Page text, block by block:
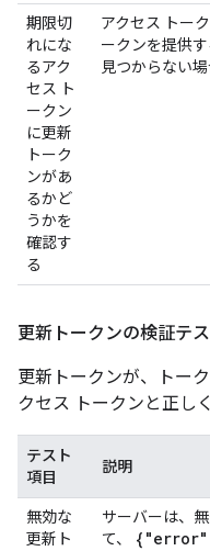
期限切
れにな
るアク
セス ト
ークン
に更新
トーク
ンがあ
るかど
うかを
確認す
る
アクセス トー
ークンを提供
見つからない
更新トークンの検証テ
更新トークンが、トー
クセス トークンと正し
テスト
項目
説明
無効な
更新ト
サーバーは、
て、